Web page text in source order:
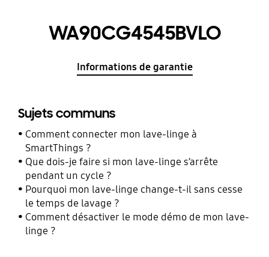
WA90CG4545BVLO
Informations de garantie
Sujets communs
Comment connecter mon lave-linge à
SmartThings ?
Que dois-je faire si mon lave-linge s’arrête
pendant un cycle ?
Pourquoi mon lave-linge change-t-il sans cesse
le temps de lavage ?
Comment désactiver le mode démo de mon lave-
linge ?